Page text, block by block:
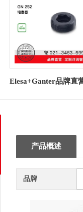
Elesa+Ganter品牌直
器
产品概述
品牌